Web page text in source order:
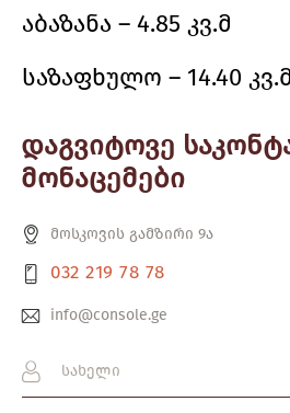
აბაზანა – 4.85 კვ.მ
საზაფხულო – 14.40 კვ.მ
დაგვიტოვე
მონაცემები
მოსკოვის გამზირი 9ა
032 219 78 78
info@console.ge